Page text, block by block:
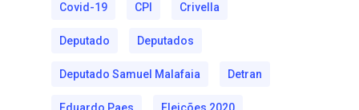
Covid-19 CPI Crivella
Deputado Deputados
Deputado Samuel Malafaia Detran